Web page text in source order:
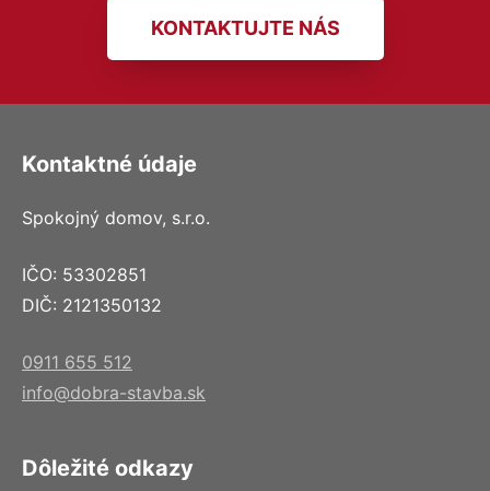
KONTAKTUJTE NÁS
Kontaktné údaje
Spokojný domov, s.r.o.
IČO: 53302851
DIČ: 2121350132
0911 655 512
info@dobra-stavba.sk
Dôležité odkazy